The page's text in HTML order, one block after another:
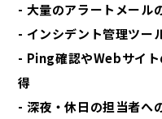
- 大量のアラートメール
- インシデント管理ツー
- Ping確認やWebサイ
得
- 深夜・休日の担当者へ